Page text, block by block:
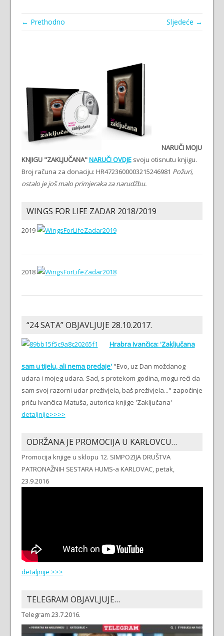
← Prethodno Sljedeće →
NARUČI MOJU
KNJIGU "ZAKLJUČANA"NARUČI OVDJEsvoju otisnutu knjigu.
Broj računa za donaciju: HR4723600003215246981 Požuri,
ostalo je još malo primjeraka za narudžbu.
WINGS FOR LIFE ZADAR 2018/2019
2019
2018
“24 SATA” OBJAVLJUJE 28.10.2017.
Hrabra Ivančica: 'Zaključana
sam u tijelu, ali nema predaje'"Evo, uz Dan moždanog
udara i mojeg udara. Sad, s protekom godina, mogu reći da
sam svoj razorni udar preživjela, baš preživjela..." započinje
priču Ivančica Matuša, autorica knjige 'Zaključana'
detaljnije>>>>
ODRŽANA JE PROMOCIJA U KARLOVCU…
Promocija knjige u sklopu 12. SIMPOZIJA DRUŠTVA
PATRONAŽNIH SESTARA HUMS-a KARLOVAC, petak,
23.9.2016
detaljnije >>>
TELEGRAM OBJAVLJUJE…
Telegram 23.7.2016.